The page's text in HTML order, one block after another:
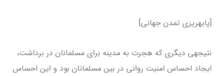
[پایه­ریزی تمدن جهانی]
نتیجه­ی دیگری که هجرت به مدینه برای مسلمانان در برداشت،
ایجاد احساس امنیت روانی در بین مسلمانان بود و این احساس